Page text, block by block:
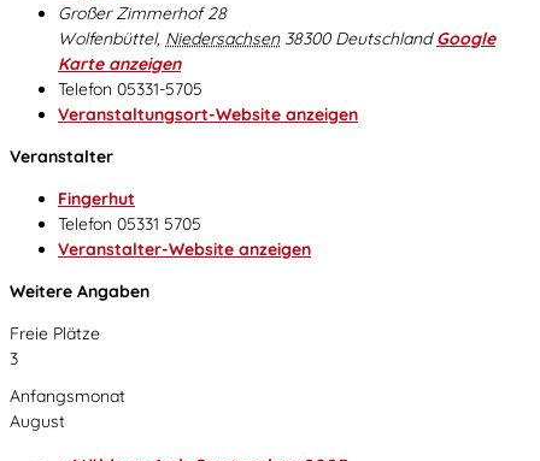
Großer Zimmerhof 28
Wolfenbüttel, Niedersachsen 38300 Deutschland Google
Karte anzeigen
Telefon 05331-5705
Veranstaltungsort-Website anzeigen
Veranstalter
Fingerhut
Telefon 05331 5705
Veranstalter-Website anzeigen
Weitere Angaben
Freie Plätze
3
Anfangsmonat
August